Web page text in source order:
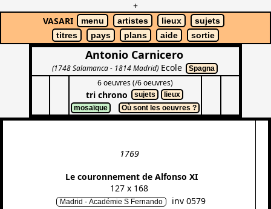
+
VASARI
menu artistes lieux
sujets
titres
pays plans aide sortie
Antonio Carnicero
(1748 Salamanca - 1814 Madrid) Ecole Spagna
6 oeuvres (/6 oeuvres)
tri chrono sujets
lieux
mosaïque
Où sont les oeuvres ?
1769
Le couronnement de Alfonso XI
127 x 168
Madrid - Académie S Fernando inv 0579